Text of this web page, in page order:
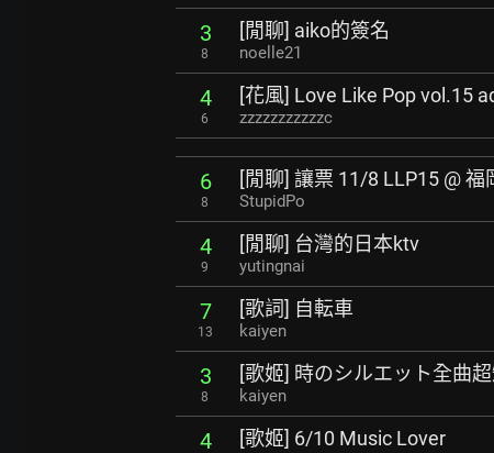
3
8
[閒聊] aiko的簽名
noelle21
4
6
[花風] Love Like Pop vol.15
zzzzzzzzzzzc
6
8
[閒聊] 讓票 11/8 LLP15 @ 福
StupidPo
4
9
[閒聊] 台灣的日本ktv
yutingnai
7
13
[歌詞] 自転車
kaiyen
3
8
[歌姬] 時のシルエット全曲
kaiyen
4 [歌姬] 6/10 Music Lover